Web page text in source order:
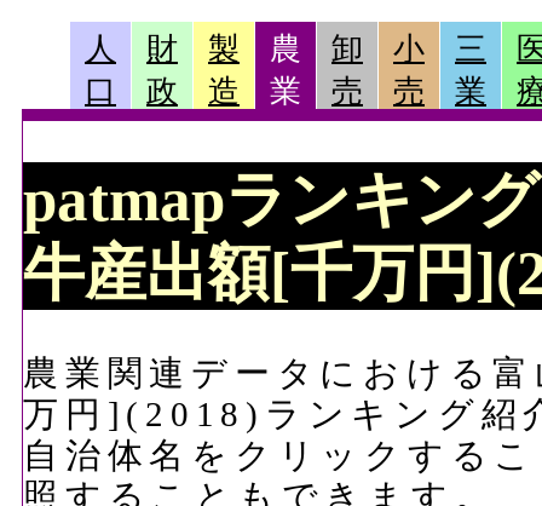
人
口
財
政
製
造
農
業
卸
売
小
売
三
業
patmapランキン
牛産出額[千万円
農業関連データにおける
万円](2018)ランキング紹
自治体名をクリックする
照することもできます。